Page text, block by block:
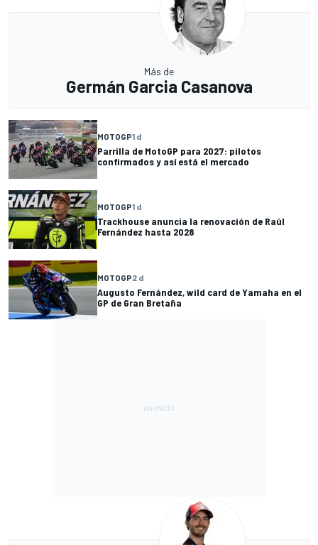
Más de
Germán Garcia Casanova
MOTOGP1 d
Parrilla de MotoGP para 2027: pilotos
confirmados y así está el mercado
MOTOGP1 d
Trackhouse anuncia la renovación de Raúl
Fernández hasta 2028
MOTOGP2 d
Augusto Fernández, wild card de Yamaha en el
GP de Gran Bretaña